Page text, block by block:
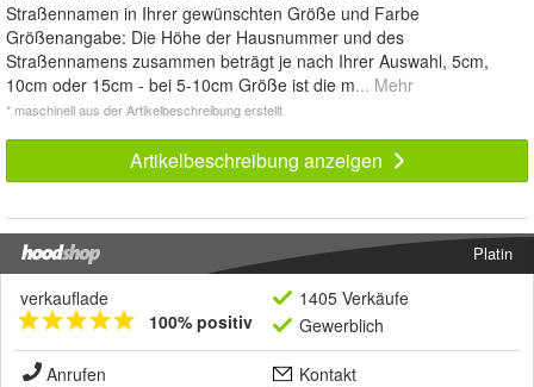
Straßennamen in Ihrer gewünschten Größe und Farbe
Größenangabe: Die Höhe der Hausnummer und des
Straßennamens zusammen beträgt je nach Ihrer Auswahl, 5cm,
10cm oder 15cm - bei 5-10cm Größe ist die m... Mehr
* maschinell aus der Artikelbeschreibung erstellt
Artikelbeschreibung anzeigen
Platin
verkauflade
100% positiv
1405 Verkäufe
Gewerblich
Anrufen
Kontakt